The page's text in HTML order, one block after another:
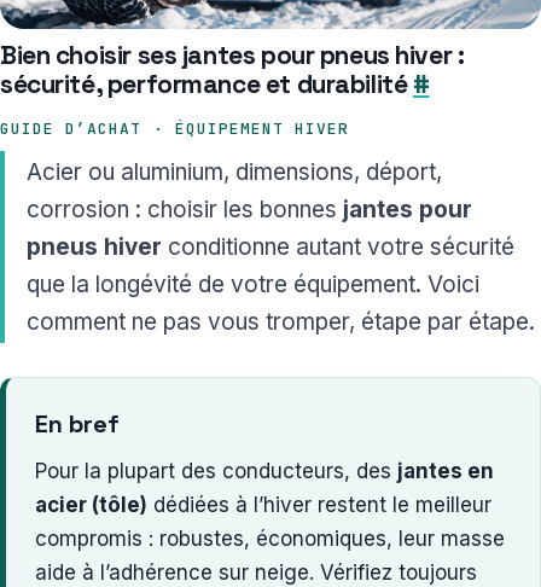
Bien choisir ses jantes pour pneus hiver :
sécurité, performance et durabilité#
GUIDE D’ACHAT · ÉQUIPEMENT HIVER
Acier ou aluminium, dimensions, déport,
corrosion : choisir les bonnes jantes pour
pneus hiver conditionne autant votre sécurité
que la longévité de votre équipement. Voici
comment ne pas vous tromper, étape par étape.
En bref
Pour la plupart des conducteurs, des jantes en
acier (tôle) dédiées à l’hiver restent le meilleur
compromis : robustes, économiques, leur masse
aide à l’adhérence sur neige. Vérifiez toujours